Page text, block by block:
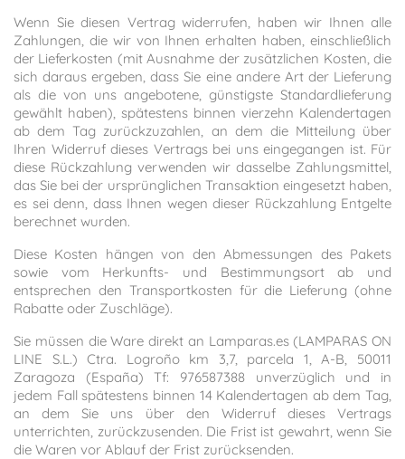
Wenn Sie diesen Vertrag widerrufen, haben wir Ihnen alle
Zahlungen, die wir von Ihnen erhalten haben, einschließlich
der Lieferkosten (mit Ausnahme der zusätzlichen Kosten, die
sich daraus ergeben, dass Sie eine andere Art der Lieferung
als die von uns angebotene, günstigste Standardlieferung
gewählt haben), spätestens binnen vierzehn Kalendertagen
ab dem Tag zurückzuzahlen, an dem die Mitteilung über
Ihren Widerruf dieses Vertrags bei uns eingegangen ist. Für
diese Rückzahlung verwenden wir dasselbe Zahlungsmittel,
das Sie bei der ursprünglichen Transaktion eingesetzt haben,
es sei denn, dass Ihnen wegen dieser Rückzahlung Entgelte
berechnet wurden.
Diese Kosten hängen von den Abmessungen des Pakets
sowie vom Herkunfts- und Bestimmungsort ab und
entsprechen den Transportkosten für die Lieferung (ohne
Rabatte oder Zuschläge).
Sie müssen die Ware direkt an Lamparas.es (LAMPARAS ON
LINE S.L.) Ctra. Logroño km 3,7, parcela 1, A-B, 50011
Zaragoza (España) Tf: 976587388 unverzüglich und in
jedem Fall spätestens binnen 14 Kalendertagen ab dem Tag,
an dem Sie uns über den Widerruf dieses Vertrags
unterrichten, zurückzusenden. Die Frist ist gewahrt, wenn Sie
die Waren vor Ablauf der Frist zurücksenden.